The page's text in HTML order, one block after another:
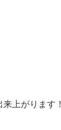
上がります！